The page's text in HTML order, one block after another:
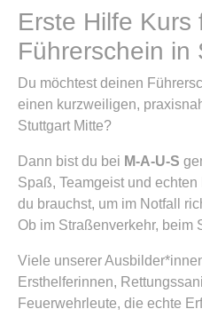
Erste Hilfe Kurs
Führerschein in
Du möchtest deinen
einen kurzweiligen,
Stuttgart Mitte?
Dann bist du bei M-A-U-S
Spaß, Teamgeist und
du brauchst, um im Notfall
Ob im Straßenverkehr, beim
Viele unserer
Ersthelferinnen,
Feuerwehrleute, die echte